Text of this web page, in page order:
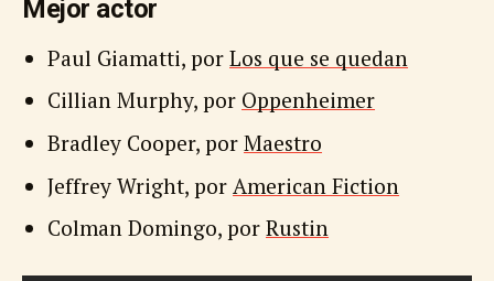
Mejor actor
Paul Giamatti, porLos que se quedan
Cillian Murphy, por Oppenheimer
Bradley Cooper, porMaestro
Jeffrey Wright, por American Fiction
Colman Domingo, porRustin